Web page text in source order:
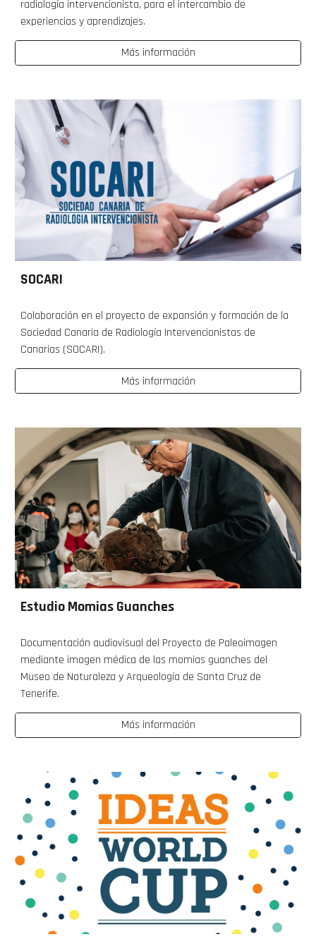
radiología intervencionista, para el intercambio de
experiencias y aprendizajes.
Más información
SOCARI
Colaboración en el proyecto de expansión y formación de la
Sociedad Canaria de Radiología Intervencionistas de
Canarias (SOCARI).
Más información
Estudio Momias Guanches
Documentación audiovisual del Proyecto de Paleoimagen
mediante imagen médica de las momias guanches del
Museo de Naturaleza y Arqueología de Santa Cruz de
Tenerife.
Más información